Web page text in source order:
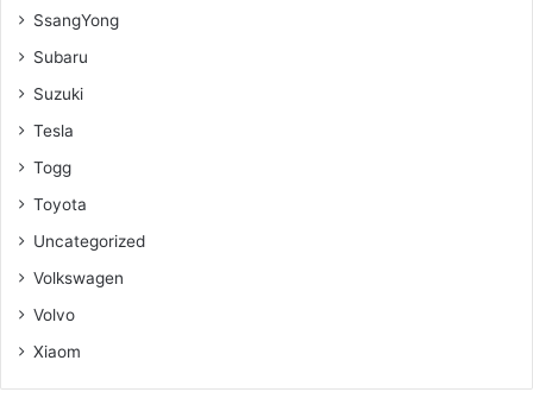
SsangYong
Subaru
Suzuki
Tesla
Togg
Toyota
Uncategorized
Volkswagen
Volvo
Xiaom